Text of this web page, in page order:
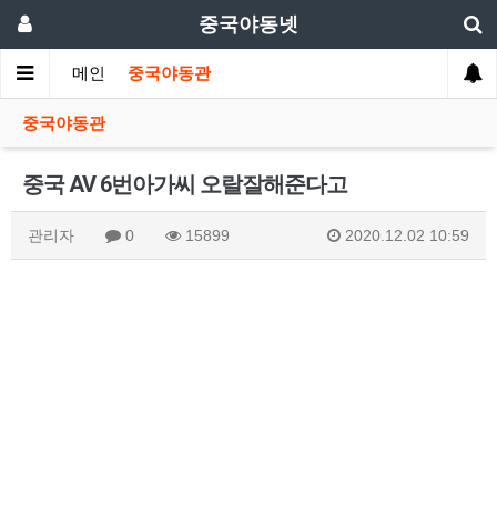
중국야동넷
메인 중국야동관
중국야동관
중국 AV 6번아가씨 오랄잘해준다고
관리자 0 15899 2020.12.02 10:59